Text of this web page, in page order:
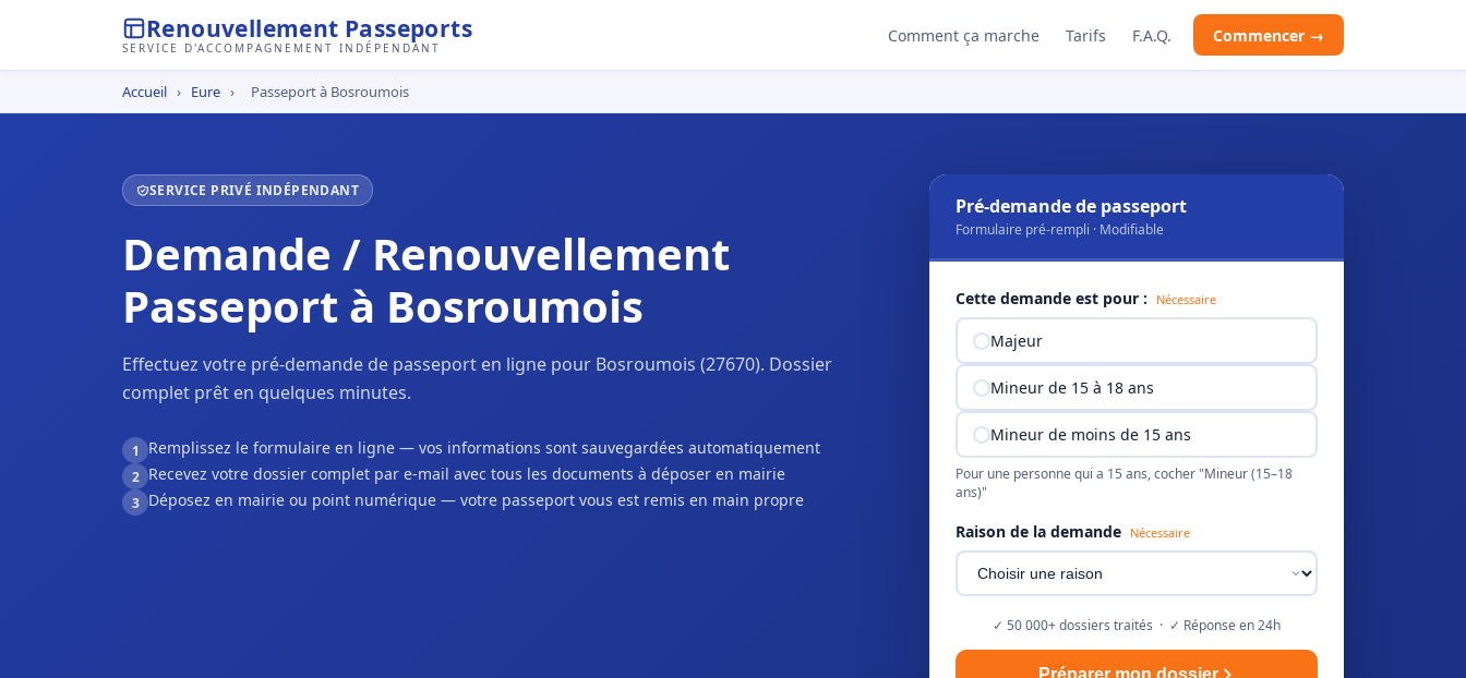
Renouvellement Passeports
SERVICE D'ACCOMPAGNEMENT INDÉPENDANT
Comment ça marche Tarifs F.A.Q. Commencer →
Accueil › Eure › Passeport à Bosroumois
SERVICE PRIVÉ INDÉPENDANT
Demande / Renouvellement
Passeport à Bosroumois
Effectuez votre pré-demande de passeport en ligne pour Bosroumois (27670). Dossier
complet prêt en quelques minutes.
1 Remplissez le formulaire en ligne — vos informations sont sauvegardées automatiquement
2 Recevez votre dossier complet par e-mail avec tous les documents à déposer en mairie
3 Déposez en mairie ou point numérique — votre passeport vous est remis en main propre
Pré-demande de passeport
Formulaire pré-rempli · Modifiable
Cette demande est pour : Nécessaire
Majeur
Mineur de 15 à 18 ans
Mineur de moins de 15 ans
Pour une personne qui a 15 ans, cocher "Mineur (15–18
ans)"
Raison de la demande Nécessaire
✓ 50 000+ dossiers traités · ✓ Réponse en 24h
Préparer mon dossier